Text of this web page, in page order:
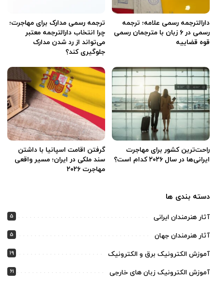
دارالترجمه رسمی علامه؛ ترجمه
رسمی در ۶ زبان با مترجمان رسمی
قوه قضاییه
ترجمه رسمی مدارک برای مهاجرت؛
چرا انتخاب دارالترجمه معتبر
می‌تواند از رد شدن مدارک
جلوگیری کند؟
راحت‌ترین کشور برای مهاجرت
ایرانی‌ها در سال ۲۰۲۶ کدام است؟
گرفتن اقامت اسپانیا با داشتن
سند ملکی در ایران؛ مسیر واقعی
مهاجرت ۲۰۲۶
دسته بندی ها
آثار هنرمندان ایرانی 5
آثار هنرمندان جهان 5
آموزش الکترونیک برق و الکترونیک 19
آموزش الکترونیک زبان های خارجی 61